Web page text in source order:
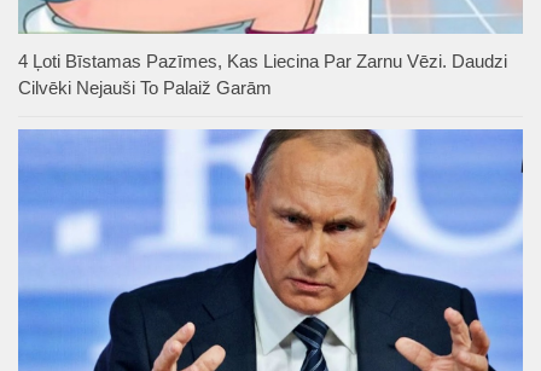
4 Ļoti Bīstamas Pazīmes, Kas Liecina Par Zarnu Vēzi. Daudzi
Cilvēki Nejauši To Palaiž Garām